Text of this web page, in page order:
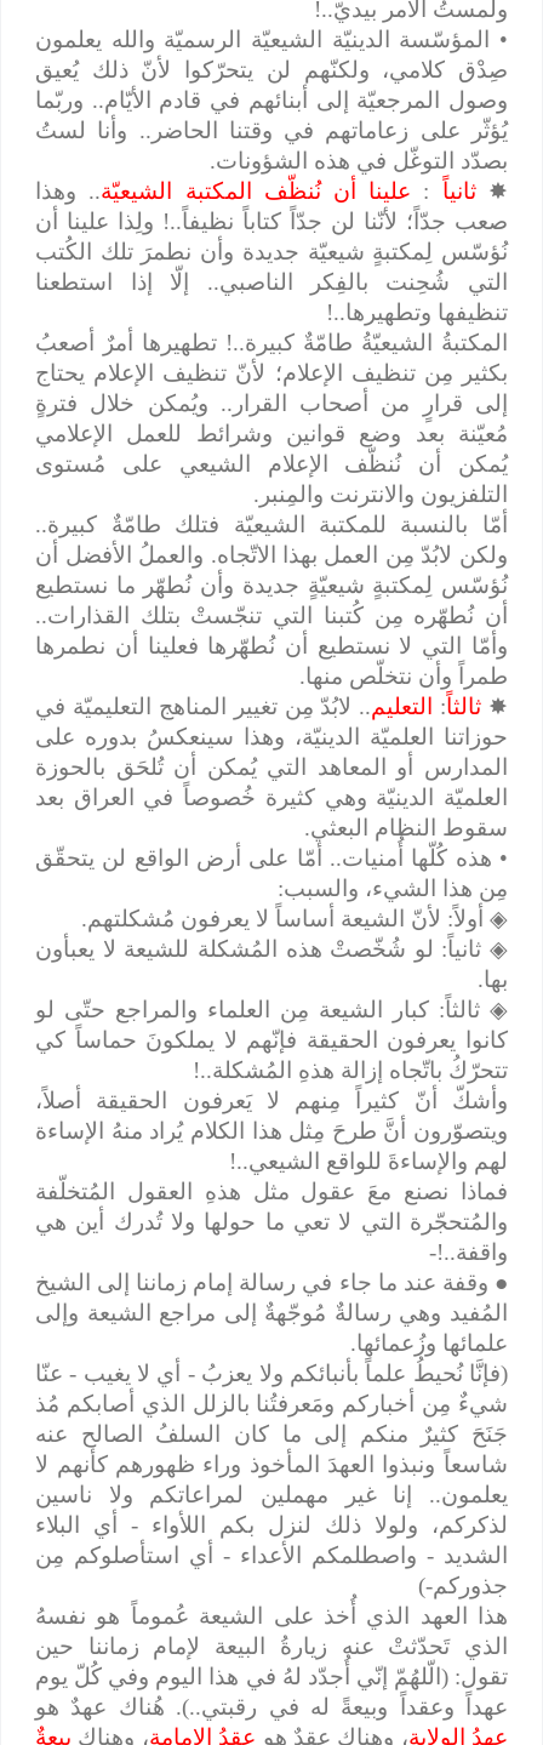
ولمستُ الأمر بيديّ..!
• المؤسّسة الدينيّة الشيعيّة الرسميّة والله يعلمون
صِدْق كلامي، ولكنّهم لن يتحرّكوا لأنّ ذلك يُعيق
وصول المرجعيّة إلى أبنائهم في قادم الأيّام.. وربّما
يُؤثّر على زعاماتهم في وقتنا الحاضر.. وأنا لستُ
بصدّد التوغّل في هذه الشؤونات.
✸
ثانياً : علينا أن نُنظّف المكتبة الشيعيّة.. وهذا
صعب جدّاً؛ لأنّنا لن جدّاً كتاباً نظيفاً..! ولِذا علينا أن
نُؤسّس لِمكتبةٍ شيعيّة جديدة وأن نطمرَ تلك الكُتب
التي شُحِنت بالفِكر الناصبي.. إلّا إذا استطعنا
تنظيفها وتطهيرها..!
المكتبةُ الشيعيّةُ طامّةٌ كبيرة..! تطهيرها أمرٌ أصعبُ
بكثير مِن تنظيف الإعلام؛ لأنّ تنظيف الإعلام يحتاج
إلى قرارٍ من أصحاب القرار.. ويُمكن خلال فترةٍ
مُعيّنة بعد وضع قوانين وشرائط للعمل الإعلامي
يُمكن أن نُنظّف الإعلام الشيعي على مُستوى
التلفزيون والانترنت والمِنبر.
أمّا بالنسبة للمكتبة الشيعيّة فتلك طامّةٌ كبيرة..
ولكن لابُدّ مِن العمل بهذا الاتّجاه. والعملُ الأفضل أن
نُؤسّس لِمكتبةٍ شيعيّةٍ جديدة وأن نُطهّر ما نستطيع
أن نُطهّره مِن كُتبنا التي تنجّستْ بتلك القذارات..
وأمّا التي لا نستطيع أن نُطهّرها فعلينا أن نطمرها
طمراً وأن نتخلّص منها.
✸ ثالثاً:التعليم.. لابُدّ مِن تغيير المناهج التعليميّة في
حوزاتنا العلميّة الدينيّة، وهذا سينعكسُ بدوره على
المدارس أو المعاهد التي يُمكن أن تُلحَق بالحوزة
العلميّة الدينيّة وهي كثيرة خُصوصاً في العراق بعد
سقوط النظام البعثي.
• هذه كُلّها أُمنيات.. أمّا على أرض الواقع لن يتحقّق
مِن هذا الشيء، والسبب:
◈أولاً: لأنّ الشيعة أساساً لا يعرفون مُشكلتهم.
◈ثانياً: لو شُخّصتْ هذه المُشكلة للشيعة لا يعبأون
بها.
◈ثالثاً: كبار الشيعة مِن العلماء والمراجع حتّى لو
كانوا يعرفون الحقيقة فإنّهم لا يملكونَ حماساً كي
تتحرّكُ باتّجاه إزالة هذهِ المُشكلة..!
وأشكّ أنّ كثيراً مِنهم لا يَعرفون الحقيقة أصلاً،
ويتصوّرون أنَّ طرحَ مِثل هذا الكلام يُراد منهُ الإساءة
لهم والإساءةَ للواقع الشيعي..!
فماذا نصنع معَ عقول مثل هذهِ العقول المُتخلّفة
والمُتحجّرة التي لا تعي ما حولها ولا تُدرك أين هي
واقفة..!-
●وقفة عند ما جاء في رسالة إمام زماننا إلى الشيخ
المُفيد وهي رسالةٌ مُوجّهةٌ إلى مراجع الشيعة وإلى
علمائها وزُعمائها.
(فإنَّا نُحيطُ علماً بأنبائكم ولا يعزبُ - أي لا يغيب - عنّا
شيءٌ مِن أخباركم ومَعرفتُنا بالزلل الذي أصابكم مُذ
جَنَحَ كثيرٌ منكم إلى ما كان السلفُ الصالح عنه
شاسعاً ونبذوا العهدَ المأخوذ وراء ظهورهم كأنهم لا
يعلمون.. إنا غير مهملين لمراعاتكم ولا ناسين
لذكركم، ولولا ذلك لنزل بكم اللأواء - أي البلاء
الشديد - واصطلمكم الأعداء - أي استأصلوكم مِن
جذوركم-)
هذا العهد الذي أُخذ على الشيعة عُموماً هو نفسهُ
الذي تَحدّثتْ عنه زيارةُ البيعة لإمام زماننا حين
تقول: (الّلهُمّ إنّي أُجدّد لهُ في هذا اليوم وفي كُلّ يوم
عهداً وعقداً وبيعةً له في رقبتي..). هُناك عهدٌ هو
عهدُ الولاية، وهناك عقدٌ هوعقدُ الإمامة، وهناكبيعةٌ